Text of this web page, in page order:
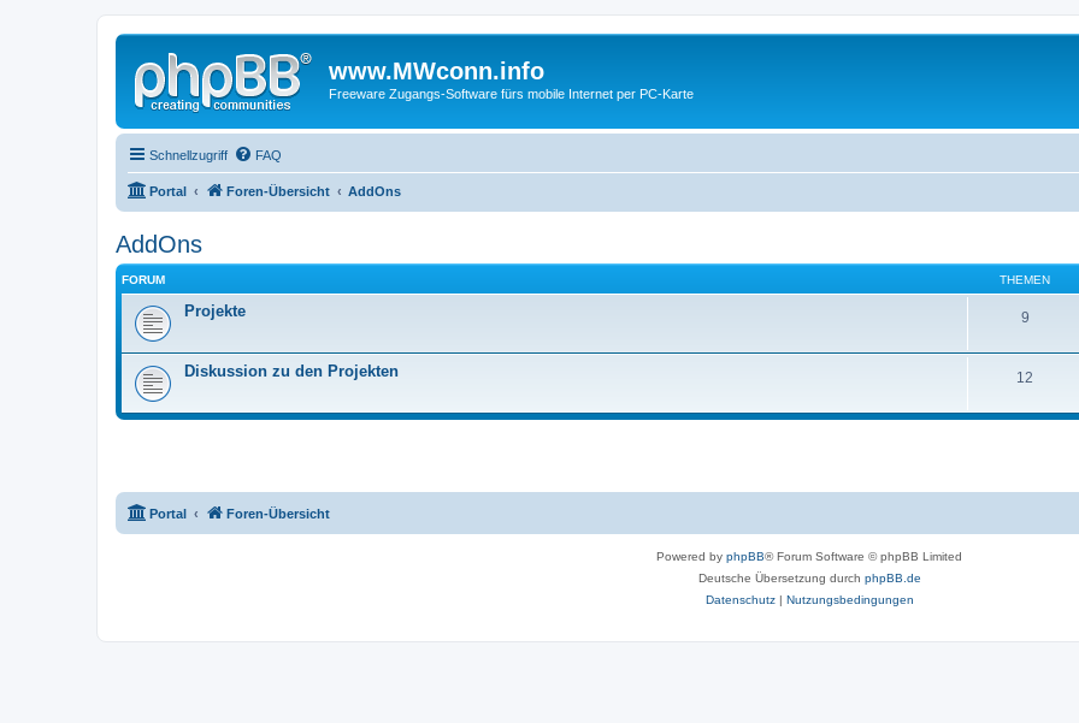
www.MWconn.info
Freeware Zugangs-Software fürs mobile Internet per PC-Karte
Schnellzugriff FAQ
Portal Foren-Übersicht AddOns
AddOns
FORUM THEMEN
Projekte 9
Diskussion zu den Projekten 12
Portal Foren-Übersicht
Powered by phpBB® Forum Software © phpBB Limited
Deutsche Übersetzung durch phpBB.de
Datenschutz| Nutzungsbedingungen